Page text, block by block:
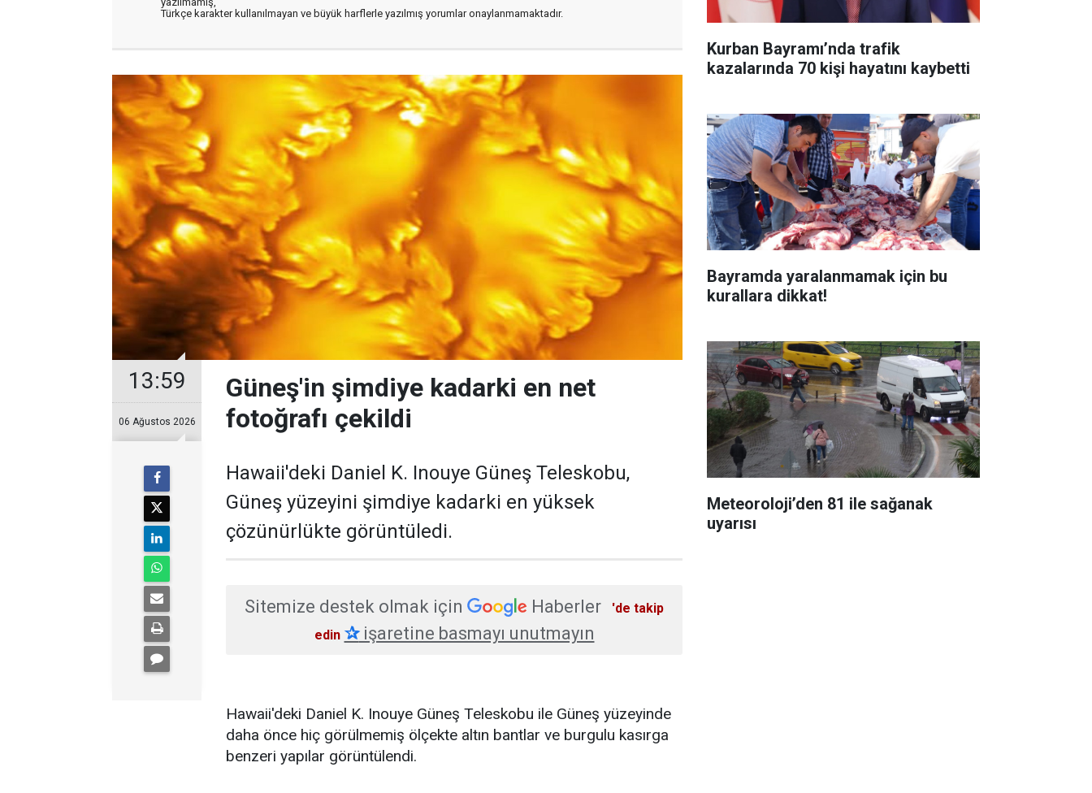
Türkçe karakter kullanılmayan ve büyük harflerle yazılmış yorumlar onaylanmamaktadır.
13:59
06 Ağustos 2026
Güneş'in şimdiye kadarki en net
fotoğrafı çekildi
Hawaii'deki Daniel K. Inouye Güneş Teleskobu,
Güneş yüzeyini şimdiye kadarki en yüksek
çözünürlükte görüntüledi.
Sitemize destek olmak için Haberler
'de takip
edin ✰işaretine basmayı unutmayın
Hawaii'deki Daniel K. Inouye Güneş Teleskobu ile Güneş yüzeyinde
daha önce hiç görülmemiş ölçekte altın bantlar ve burgulu kasırga
benzeri yapılar görüntülendi.
Kurban Bayramı’nda trafik
kazalarında 70 kişi hayatını kaybetti
Bayramda yaralanmamak için bu
kurallara dikkat!
Meteoroloji’den 81 ile sağanak
uyarısı